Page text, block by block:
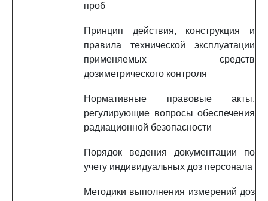
проб
Принцип действия, конструкция и
правила технической эксплуатации
применяемых средств
дозиметрического контроля
Нормативные правовые акты,
регулирующие вопросы обеспечения
радиационной безопасности
Порядок ведения документации по
учету индивидуальных доз персонала
Методики выполнения измерений доз